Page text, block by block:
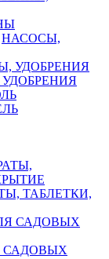
НАСОСЫ,
ТАБЛЕТКИ,
САДОВЫХ